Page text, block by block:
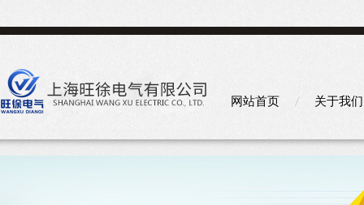
网站首页 关于我们